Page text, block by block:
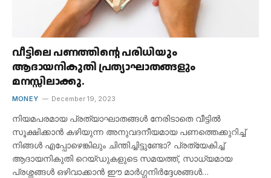
വീട്ടിലെ പണത്തിന്റെ പരിധിയും
ആദായനികുതി പ്രത്യാഘാതങ്ങളും
മനസ്സിലാക്കു.
MONEY December 19, 2023
നിയമപരമായ പ്രത്യാഘാതങ്ങൾ നേരിടാതെ വീട്ടിൽ
സൂക്ഷിക്കാൻ കഴിയുന്ന അനുവദനീയമായ പണത്തെക്കുറിച്ച്
നിങ്ങൾ എപ്പോഴെങ്കിലും ചിന്തിച്ചിട്ടുണ്ടോ? പ്രത്യേകിച്ച്
ആദായനികുതി റെയ്ഡുകളുടെ സമയത്ത്, സാധ്യമായ
പ്രശ്നങ്ങൾ ഒഴിവാക്കാൻ ഈ മാർഗ്ഗനിർദ്ദേശങ്ങൾ…